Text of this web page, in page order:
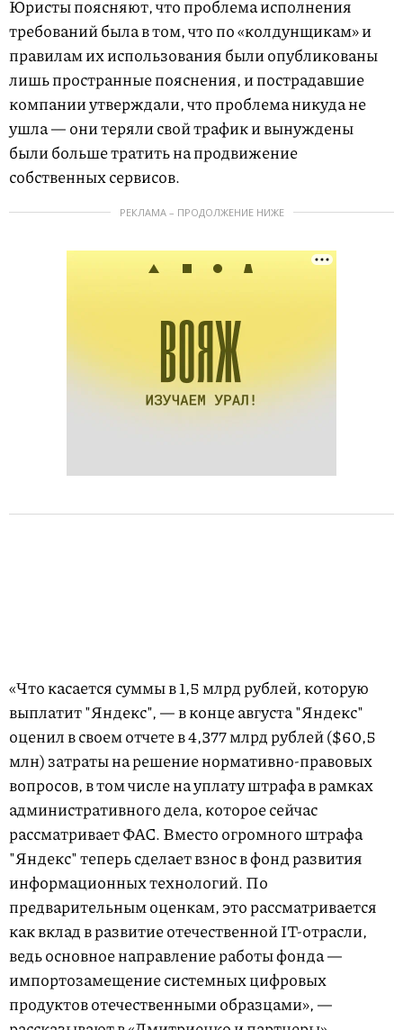
Юристы поясняют, что проблема исполнения
требований была в том, что по «колдунщикам» и
правилам их использования были опубликованы
лишь пространные пояснения, и пострадавшие
компании утверждали, что проблема никуда не
ушла — они теряли свой трафик и вынуждены
были больше тратить на продвижение
собственных сервисов.
РЕКЛАМА – ПРОДОЛЖЕНИЕ НИЖЕ
«Что касается суммы в 1,5 млрд рублей, которую
выплатит "Яндекс", — в конце августа "Яндекс"
оценил в своем отчете в 4,377 млрд рублей ($60,5
млн) затраты на решение нормативно-правовых
вопросов, в том числе на уплату штрафа в рамках
административного дела, которое сейчас
рассматривает ФАС. Вместо огромного штрафа
"Яндекс" теперь сделает взнос в фонд развития
информационных технологий. По
предварительным оценкам, это рассматривается
как вклад в развитие отечественной IT-отрасли,
ведь основное направление работы фонда —
импортозамещение системных цифровых
продуктов отечественными образцами», —